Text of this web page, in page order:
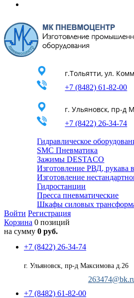
г.Тольятти, ул.
+7 (8482) 61-82-00
г. Ульяновск, пр-д
+7 (8422) 26-34-74
Гидравлическое
SMC Пневматика
Зажимы DESTACO
Изготовление РВД, рукава
Изготовление
Гидростанции
Пресса пневматические
Шкафы силовых
Войти Регистрация
Корзина 0 позиций
на сумму 0 руб.
+7 (8422) 26-34-74
г. Ульяновск, пр-д Максимова д.26
+7 (8482) 61-82-00